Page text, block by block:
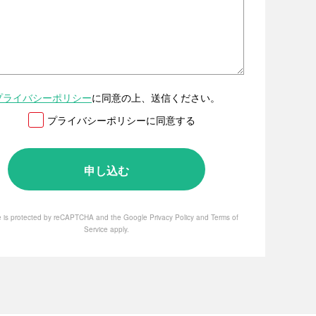
ライバシーポリシーに同意の上、送信ください。
プライバシーポリシーに同意する
is protected by reCAPTCHA and the Google Privacy Policy and Terms of
Service apply.